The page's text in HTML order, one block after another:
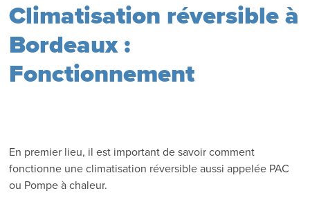
Climatisation réversible à
Bordeaux :
Fonctionnement
En premier lieu, il est important de savoir comment
fonctionne une climatisation réversible aussi appelée PAC
ou Pompe à chaleur.